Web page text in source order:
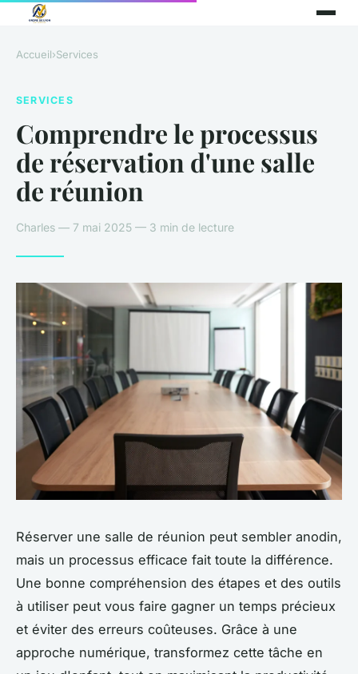
Accueil›Services
SERVICES
Comprendre le processus
de réservation d'une salle
de réunion
Charles — 7 mai 2025 — 3 min de lecture
Réserver une salle de réunion peut sembler anodin,
mais un processus efficace fait toute la différence.
Une bonne compréhension des étapes et des outils
à utiliser peut vous faire gagner un temps précieux
et éviter des erreurs coûteuses. Grâce à une
approche numérique, transformez cette tâche en